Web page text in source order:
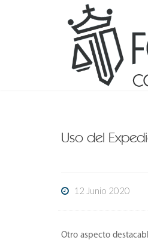
Uso del
12 Junio 2020
Otro aspecto